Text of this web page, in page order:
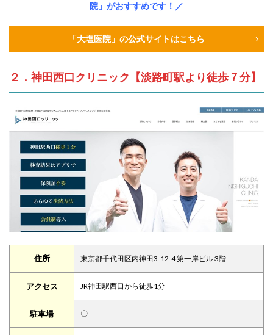
院」がおすすめです！／
「大塩医院」の公式サイトはこちら
２．神田西口クリニック【淡路町駅より徒歩７分】
住所 東京都千代田区内神田3-12-4 第一岸ビル 3階
アクセス JR神田駅西口から徒歩1分
駐車場 〇